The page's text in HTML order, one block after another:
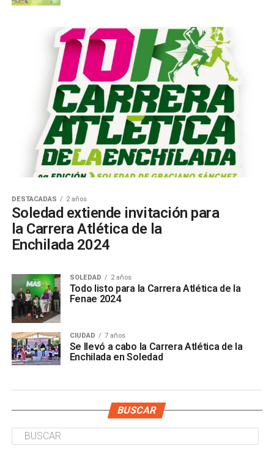
DESTACADAS 2 años
Soledad extiende invitación para
la Carrera Atlética de la
Enchilada 2024
SOLEDAD 2 años
Todo listo para la Carrera Atlética de la
Fenae 2024
CIUDAD 7 años
Se llevó a cabo la Carrera Atlética de la
Enchilada en Soledad
BUSCAR